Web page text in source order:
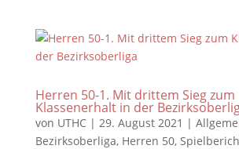
Herren 50-1. Mit drittem Sieg zum
Klassenerhalt in der
von UTHC| 29. August 2021 |
Bezirksoberliga, Herren 50,